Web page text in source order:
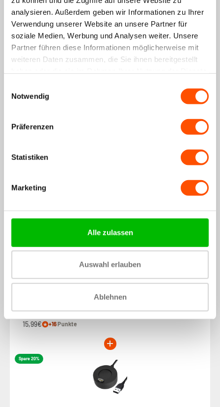
analysieren. Außerdem geben wir Informationen zu Ihrer
Verwendung unserer Website an unsere Partner für
soziale Medien, Werbung und Analysen weiter. Unsere
Partner führen diese Informationen möglicherweise mit
weiteren Daten zusammen, die Sie ihnen bereitgestellt
Notwendig
Präferenzen
Statistiken
Marketing
Alle zulassen
Auswahl erlauben
Ablehnen
Garmin Fenix 8 - 51mm Silikonarmband (Hellgrün)
9,99€11,99€
Bundle-Preis: €25,98
Du sparst: 7.15%
In den Warenkorb legen
Garmin Fenix 8 - 51mm Silikonarmband (Hellgrün)
15,99€
+16Punkte
Spare 20%